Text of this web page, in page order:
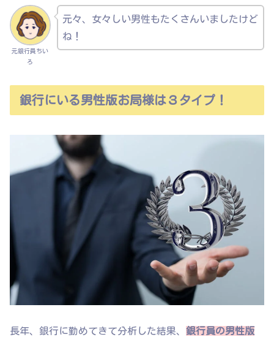
元銀行員ちい
ろ
元々、女々しい男性もたくさんいましたけど
ね！
銀行にいる男性版お局様は３タイプ！
長年、銀行に勤めてきて分析した結果、 銀行員の男性版